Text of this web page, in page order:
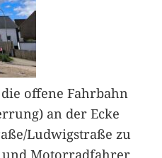
offene Fahrbahn
an der Ecke
Ludwigstraße zu
Motorradfahrer